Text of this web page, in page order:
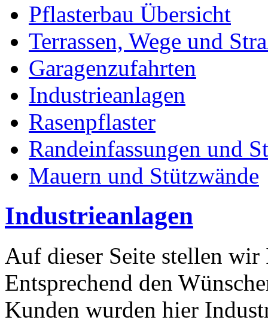
Pflasterbau Übersicht
Terrassen, Wege und
Garagenzufahrten
Industrieanlagen
Rasenpflaster
Randeinfassungen und
Mauern und Stützwände
Industrieanlagen
Auf dieser Seite stellen
Entsprechend den
Kunden wurden hier